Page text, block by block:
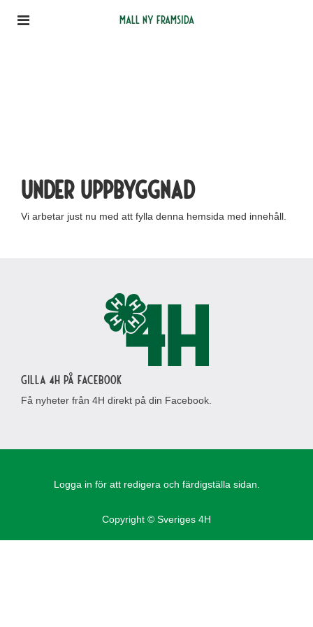
Mall ny framsida
Under uppbyggnad
Vi arbetar just nu med att fylla denna hemsida med innehåll.
Gilla 4H på Facebook
Få nyheter från 4H direkt på din Facebook.
Logga in för att redigera och färdigställa sidan.
Copyright © Sveriges 4H